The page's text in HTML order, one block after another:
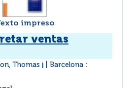
impreso
ventas
Thomas
Barcelona :